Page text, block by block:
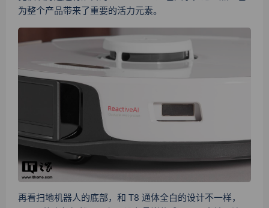
为整个产品带来了重要的活力元素。
再看扫地机器人的底部，和 T8 通体全白的设计不一样，